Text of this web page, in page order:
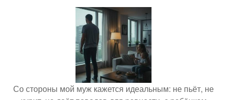
Со стороны мой муж кажется идеальным: не пьёт, не